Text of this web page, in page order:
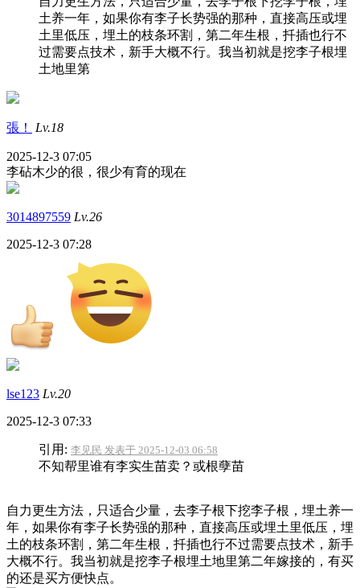
土养一年，如果你有李子长势强的那种，直接高压或埋
土里低压，埋土的枝条环割，第二年生根，扦插也行不
过需要点技术，新手大概不行。我当初就是挖李子根埋
土地里第
張！ Lv.18
2025-12-3 07:05
李砧木少的很，很少有育的现在
3014897559 Lv.26
2025-12-3 07:28
lse123 Lv.20
2025-12-3 07:33
引用: 李见民 发表于 2025-12-03 06:58
不知帮里谁有李实生苗卖？或根孽苗
自力更生方法，只适合少量，去李子根下挖李子根，埋土养一
年，如果你有李子长势强的那种，直接高压或埋土里低压，埋
土的枝条环割，第二年生根，扦插也行不过需要点技术，新手
大概不行。我当初就是挖李子根埋土地里第二年嫁接的，有买
的还是买方便快点。